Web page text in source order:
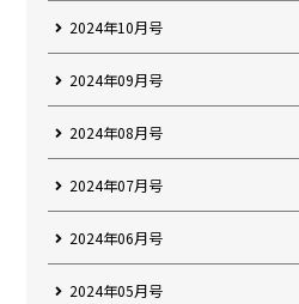
2024年10月号
2024年09月号
2024年08月号
2024年07月号
2024年06月号
2024年05月号